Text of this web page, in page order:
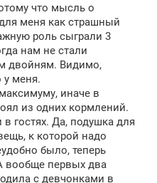
что мысль о
меня как страшный
роль сыграли 3
нам не стали
двойням. Видимо,
меня.
иначе в
из одних кормлений.
гостях. Да, подушка для
к которой надо
было, теперь
вообще первых два
с девчонками в